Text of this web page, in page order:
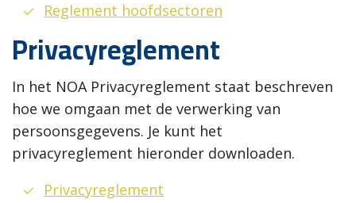
Reglement hoofdsectoren
Privacyreglement
In het NOA Privacyreglement staat beschreven
hoe we omgaan met de verwerking van
persoonsgegevens. Je kunt het
privacyreglement hieronder downloaden.
Privacyreglement